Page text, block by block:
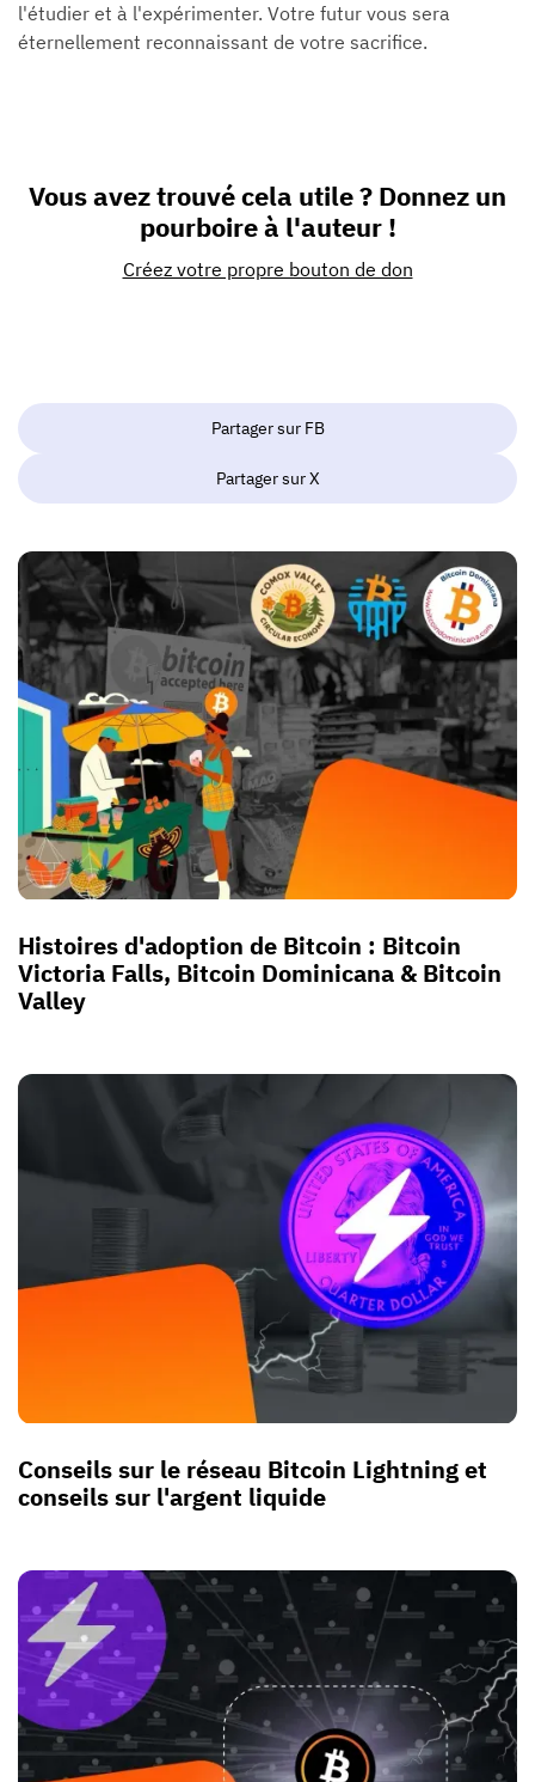
l'étudier et à l'expérimenter. Votre futur vous sera
éternellement reconnaissant de votre sacrifice.
Vous avez trouvé cela utile ? Donnez un
pourboire à l'auteur !
Créez votre propre bouton de don
Partager sur FB
Partager sur X
Histoires d'adoption de Bitcoin : Bitcoin
Victoria Falls, Bitcoin Dominicana & Bitcoin
Valley
Conseils sur le réseau Bitcoin Lightning et
conseils sur l'argent liquide